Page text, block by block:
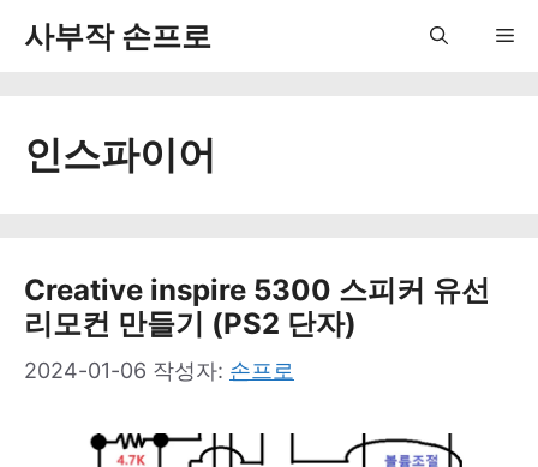
사부작 손프로
인스파이어
Creative inspire 5300 스피커 유선
리모컨 만들기 (PS2 단자)
2024-01-06 작성자: 손프로